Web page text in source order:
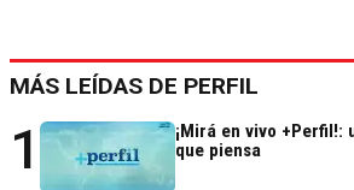
MÁS LEÍDAS DE PERFIL
1
¡Mirá en vivo +Perfil!:
que piensa